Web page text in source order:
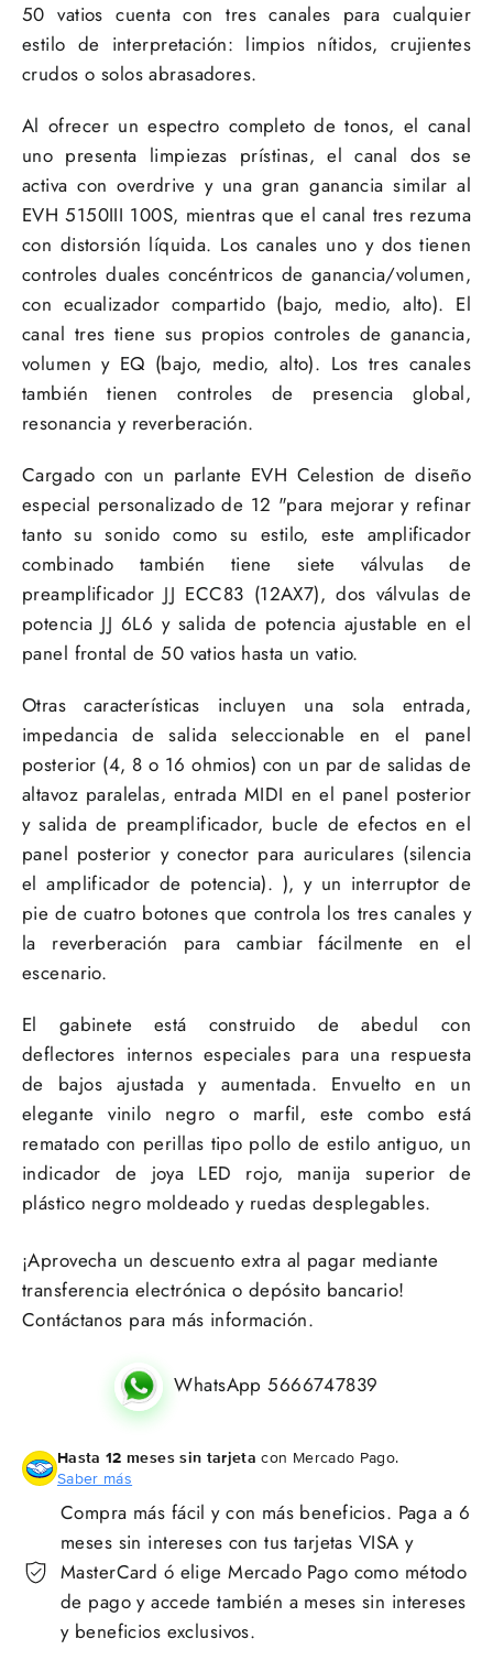
50 vatios cuenta con tres canales para cualquier
estilo de interpretación: limpios nítidos, crujientes
crudos o solos abrasadores.
Al ofrecer un espectro completo de tonos, el canal
uno presenta limpiezas prístinas, el canal dos se
activa con overdrive y una gran ganancia similar al
EVH 5150III 100S, mientras que el canal tres rezuma
con distorsión líquida. Los canales uno y dos tienen
controles duales concéntricos de ganancia/volumen,
con ecualizador compartido (bajo, medio, alto). El
canal tres tiene sus propios controles de ganancia,
volumen y EQ (bajo, medio, alto). Los tres canales
también tienen controles de presencia global,
resonancia y reverberación.
Cargado con un parlante EVH Celestion de diseño
especial personalizado de 12 "para mejorar y refinar
tanto su sonido como su estilo, este amplificador
combinado también tiene siete válvulas de
preamplificador JJ ECC83 (12AX7), dos válvulas de
potencia JJ 6L6 y ​​salida de potencia ajustable en el
panel frontal de 50 vatios hasta un vatio.
Otras características incluyen una sola entrada,
impedancia de salida seleccionable en el panel
posterior (4, 8 o 16 ohmios) con un par de salidas de
altavoz paralelas, entrada MIDI en el panel posterior
y salida de preamplificador, bucle de efectos en el
panel posterior y conector para auriculares (silencia
el amplificador de potencia). ), y un interruptor de
pie de cuatro botones que controla los tres canales y
la reverberación para cambiar fácilmente en el
escenario.
El gabinete está construido de abedul con
deflectores internos especiales para una respuesta
de bajos ajustada y aumentada.
Envuelto en un
elegante vinilo negro o marfil, este combo está
rematado con perillas tipo pollo de estilo antiguo, un
indicador de joya LED rojo, manija superior de
plástico negro moldeado y ruedas desplegables.
¡Aprovecha un descuento extra al pagar mediante
transferencia electrónica o depósito bancario!
Contáctanos para más información.
WhatsApp 5666747839
Hasta 12 meses sin tarjeta con Mercado Pago.
Saber más
Compra más fácil y con más beneficios. Paga a 6
meses sin intereses con tus tarjetas VISA y
MasterCard ó elige Mercado Pago como método
de pago y accede también a meses sin intereses
y beneficios exclusivos.